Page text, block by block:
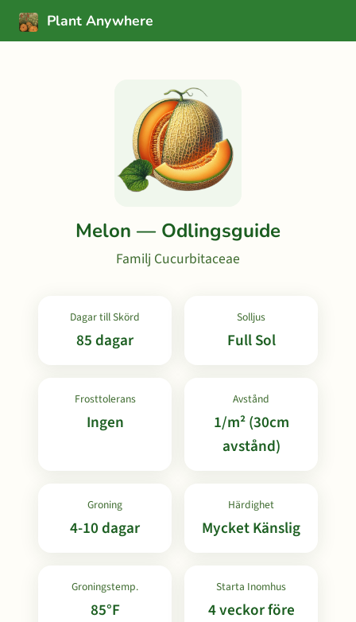
Plant Anywhere
Melon — Odlingsguide
Familj Cucurbitaceae
Dagar till Skörd
85 dagar
Solljus
Full Sol
Frosttolerans
Ingen
Avstånd
1/m² (30cm
avstånd)
Groning
4-10 dagar
Härdighet
Mycket Känslig
Groningstemp.
85°F
Starta Inomhus
4 veckor före